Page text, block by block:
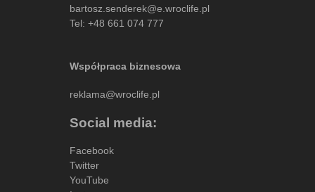
bartosz.senderek@e.wroclife.pl
Tel: +48 661 074 777
Współpraca biznesowa
reklama@wroclife.pl
Social media:
Facebook
Twitter
YouTube